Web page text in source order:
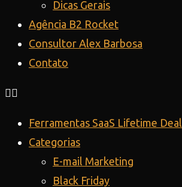
Dicas Gerais
Agência B2 Rocket
Consultor Alex Barbosa
Contato
Ferramentas SaaS Lifetime Deal
Categorias
E-mail Marketing
Black Friday